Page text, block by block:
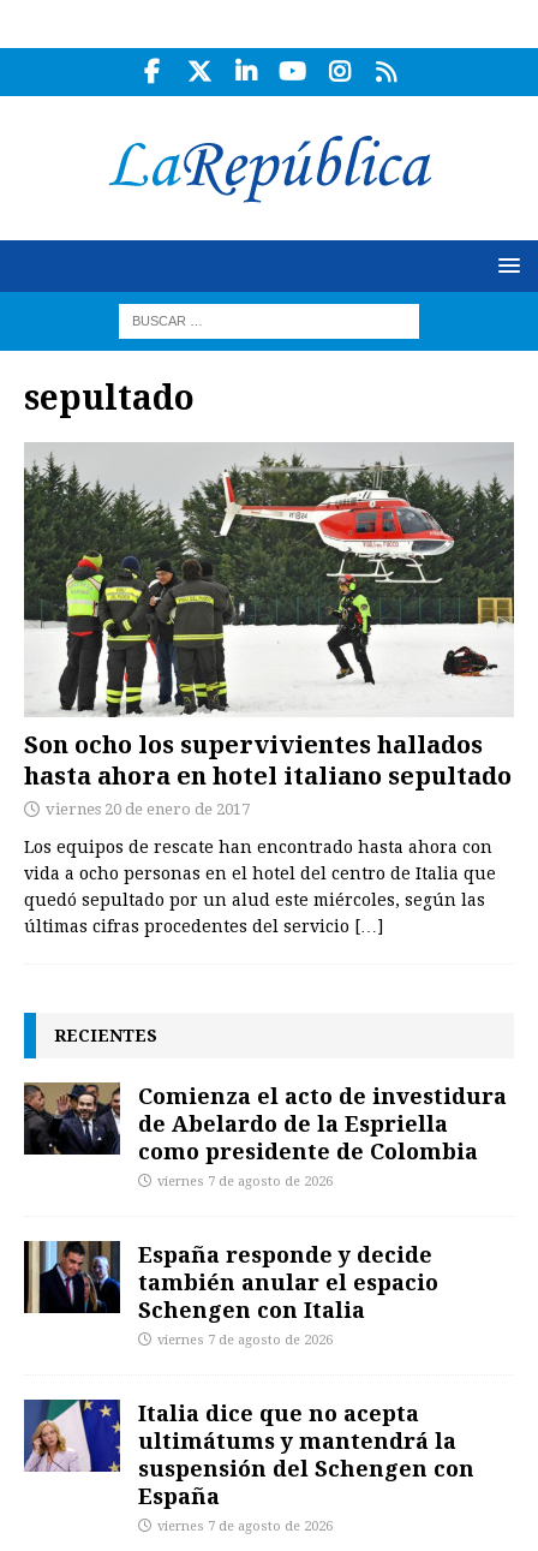
sepultado
Son ocho los supervivientes hallados
hasta ahora en hotel italiano sepultado
viernes 20 de enero de 2017
Los equipos de rescate han encontrado hasta ahora con
vida a ocho personas en el hotel del centro de Italia que
quedó sepultado por un alud este miércoles, según las
últimas cifras procedentes del servicio […]
RECIENTES
Comienza el acto de investidura
de Abelardo de la Espriella
como presidente de Colombia
viernes 7 de agosto de 2026
España responde y decide
también anular el espacio
Schengen con Italia
viernes 7 de agosto de 2026
Italia dice que no acepta
ultimátums y mantendrá la
suspensión del Schengen con
España
viernes 7 de agosto de 2026